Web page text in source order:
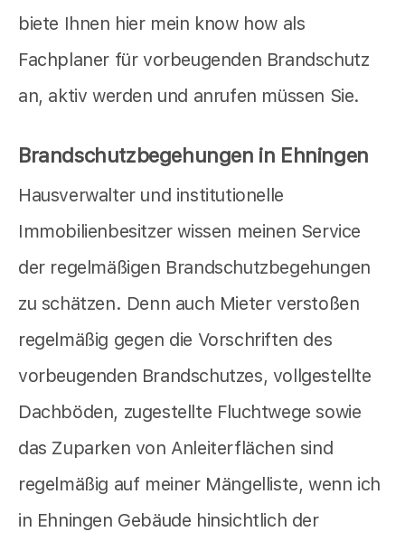
biete Ihnen hier mein know how als
Fachplaner für vorbeugenden Brandschutz
an, aktiv werden und anrufen müssen Sie.
Brandschutzbegehungen in Ehningen
Hausverwalter und institutionelle
Immobilienbesitzer wissen meinen Service
der regelmäßigen Brandschutzbegehungen
zu schätzen. Denn auch Mieter verstoßen
regelmäßig gegen die Vorschriften des
vorbeugenden Brandschutzes, vollgestellte
Dachböden, zugestellte Fluchtwege sowie
das Zuparken von Anleiterflächen sind
regelmäßig auf meiner Mängelliste, wenn ich
in Ehningen Gebäude hinsichtlich der